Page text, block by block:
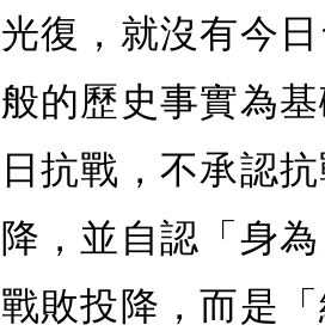
光復，就沒有今
般的歷史事實為
日抗戰，不承認
降，並自認「身
戰敗投降，而是